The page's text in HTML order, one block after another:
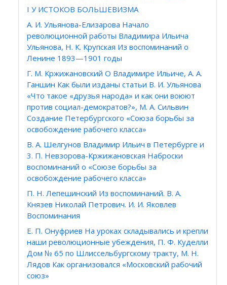
I У ИСТОКОВ БОЛЬШЕВИЗМА
А. И. Ульянова-Елизарова Начало
революционной работы Владимира Ильича
Ульянова, Н. К. Крупская Из воспоминаний о
Ленине 1893—1901 годы
Г. М. Кржижановский О Владимире Ильиче, А. А.
Ганшин Как были изданы статьи В. И. Ульянова
«Что такое «друзья народа» и как они воюют
против социал-демократов?», М. А. Сильвин
Создание Петербургского «Союза борьбы за
освобождение рабочего класса»
В. А. Шелгунов Владимир Ильич в Петербурге и
3. П. Невзорова-Кржижановская Наброски
воспоминаний о «Союзе борьбы за
освобождение рабочего класса»
П. Н. Лепешинский Из воспоминаний. В. А.
Князев Николай Петрович. И. И. Яковлев
Воспоминания
Е. П. Онуфриев На уроках складывались и крепли
наши революционные убеждения, П. Ф. Куделли
Дом № 65 по Шлиссельбургскому тракту, М. Н.
Лядов Как организовался «Московский рабочий
союз»